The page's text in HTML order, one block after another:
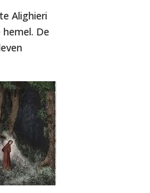
Alighieri
hemel. De